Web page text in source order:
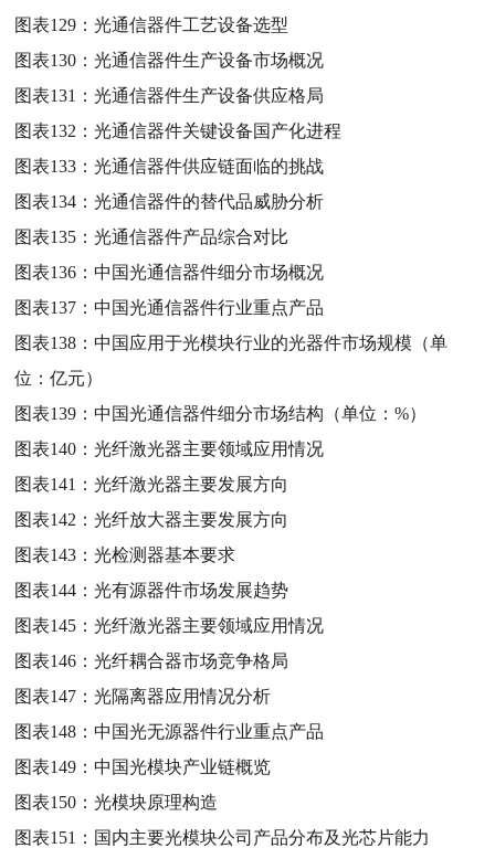
图表129：光通信器件工艺设备选型
图表130：光通信器件生产设备市场概况
图表131：光通信器件生产设备供应格局
图表132：光通信器件关键设备国产化进程
图表133：光通信器件供应链面临的挑战
图表134：光通信器件的替代品威胁分析
图表135：光通信器件产品综合对比
图表136：中国光通信器件细分市场概况
图表137：中国光通信器件行业重点产品
图表138：中国应用于光模块行业的光器件市场规模（单
位：亿元）
图表139：中国光通信器件细分市场结构（单位：%）
图表140：光纤激光器主要领域应用情况
图表141：光纤激光器主要发展方向
图表142：光纤放大器主要发展方向
图表143：光检测器基本要求
图表144：光有源器件市场发展趋势
图表145：光纤激光器主要领域应用情况
图表146：光纤耦合器市场竞争格局
图表147：光隔离器应用情况分析
图表148：中国光无源器件行业重点产品
图表149：中国光模块产业链概览
图表150：光模块原理构造
图表151： 国内主要光模块公司产品分布及光芯片能力